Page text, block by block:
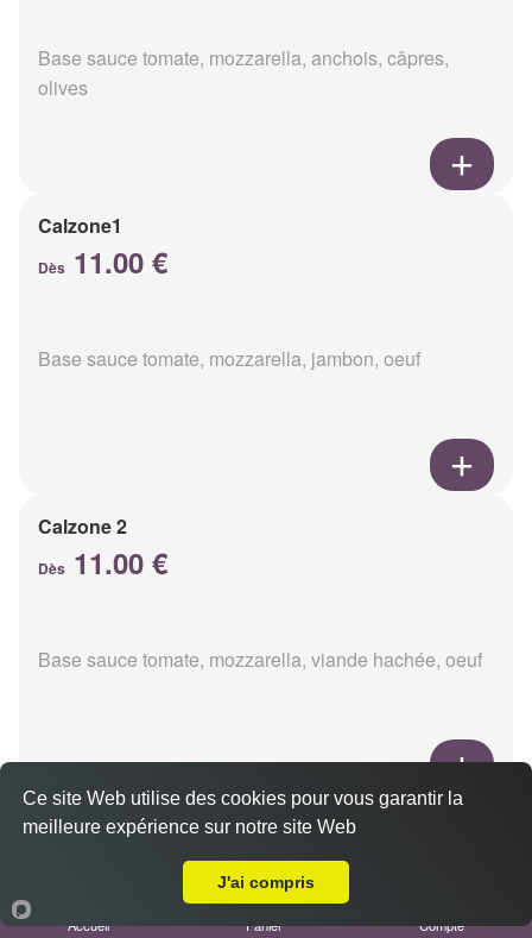
Base sauce tomate, mozzarella, anchois, câpres,
olives
Calzone1
Dès 11.00 €
Base sauce tomate, mozzarella, jambon, oeuf
Calzone 2
Dès 11.00 €
Base sauce tomate, mozzarella, viande hachée, oeuf
Calzon 3
Accueil Panier Compte
Ce site Web utilise des cookies pour vous garantir la
meilleure expérience sur notre site Web
J'ai compris